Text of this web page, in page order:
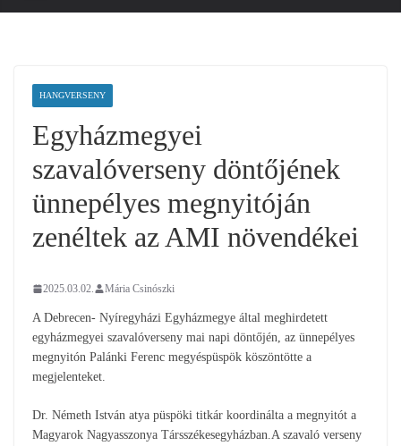
HANGVERSENY
Egyházmegyei
szavalóverseny döntőjének
ünnepélyes megnyitóján
zenéltek az AMI növendékei
2025.03.02. Mária Csinószki
A Debrecen- Nyíregyházi Egyházmegye által meghirdetett
egyházmegyei szavalóverseny mai napi döntőjén, az ünnepélyes
megnyitón Palánki Ferenc megyéspüspök köszöntötte a
megjelenteket.
Dr. Németh István atya püspöki titkár koordinálta a megnyitót a
Magyarok Nagyasszonya Társszékesegyházban.A szavaló verseny